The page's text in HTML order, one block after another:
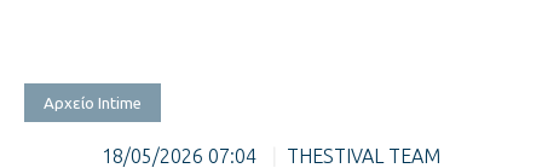
Αρχείο Intime
18/05/2026 07:04 THESTIVAL TEAM